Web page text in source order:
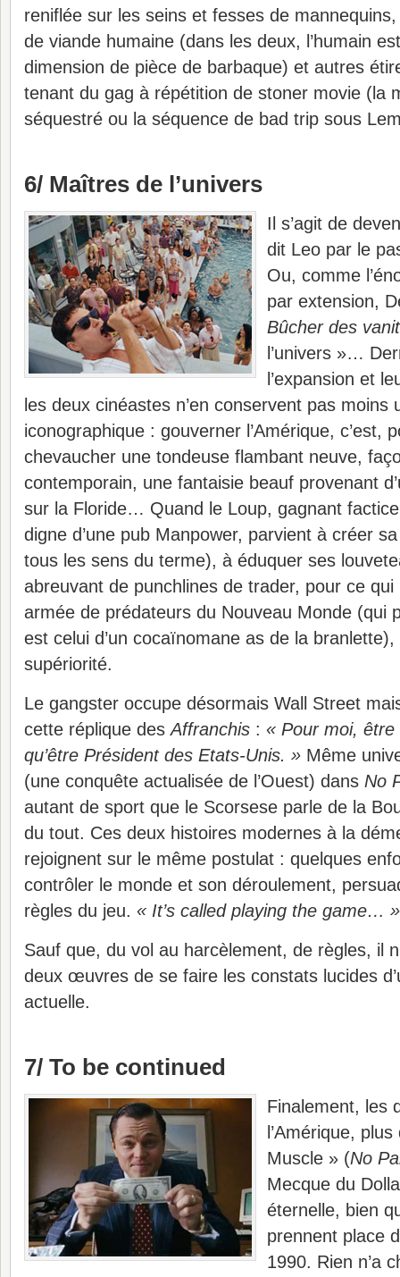
reniflée sur les seins et fesses de
de viande humaine (dans les deux, l’humain
dimension de pièce de barbaque) et autres
tenant du gag à répétition de stoner movie (la
séquestré ou la séquence de bad trip sous
6/ Maîtres de l’univers
Il s’agit de
dit Leo par le
Ou, comme
par extension,
Bûcher des
l’univers »…
l’expansion et
les deux cinéastes n’en conservent pas
iconographique : gouverner l’Amérique, c’est,
chevaucher une tondeuse flambant neuve,
contemporain, une fantaisie beauf provenant
sur la Floride… Quand le Loup, gagnant
digne d’une pub Manpower, parvient à créer
tous les sens du terme), à éduquer ses
abreuvant de punchlines de trader, pour ce
armée de prédateurs du Nouveau Monde (qui
est celui d’un cocaïnomane as de la
supériorité.
Le gangster occupe désormais Wall Street
cette réplique desAffranchis : « Pour moi, être
qu’être Président des Etats-Unis. » Même
(une conquête actualisée de l’Ouest) dans No
autant de sport que le Scorsese parle de la
du tout. Ces deux histoires modernes à la
rejoignent sur le même postulat : quelques
contrôler le monde et son déroulement,
règles du jeu. « It’s called playing the game… »
Sauf que, du vol au harcèlement, de règles, il
deux œuvres de se faire les constats lucides
actuelle.
7/ To be continued
Finalement, les
l’Amérique,
Muscle » (No
Mecque du
éternelle, bien
prennent place
1990. Rien n’a